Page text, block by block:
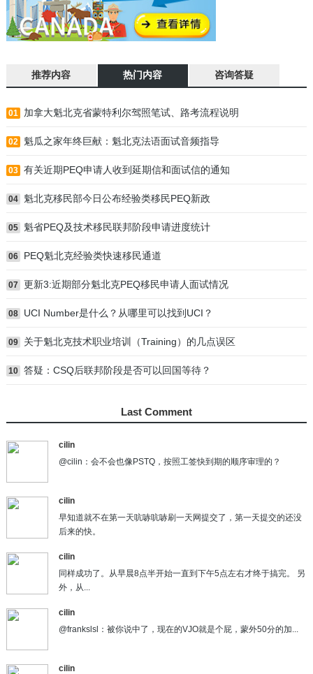
推荐内容 热门内容 咨询答疑
01 加拿大魁北克省蒙特利尔驾照笔试、路考流程说明
02 魁瓜之家年终巨献：魁北克法语面试音频指导
03 有关近期PEQ申请人收到延期信和面试信的通知
04 魁北克移民部今日公布经验类移民PEQ新政
05 魁省PEQ及技术移民联邦阶段申请进度统计
06 PEQ魁北克经验类快速移民通道
07 更新3:近期部分魁北克PEQ移民申请人面试情况
08 UCI Number是什么？从哪里可以找到UCI？
09 关于魁北克技术职业培训（Training）的几点误区
10 答疑：CSQ后联邦阶段是否可以回国等待？
Last Comment
cilin
@cilin：会不会也像PSTQ，按照工签快到期的顺序审理的？
cilin
早知道就不在第一天吭哧吭哧刷一天网提交了，第一天提交的还没
后来的快。
cilin
同样成功了。从早晨8点半开始一直到下午5点左右才终于搞完。 另
外，从...
cilin
@frankslsl：被你说中了，现在的VJO就是个屁，蒙外50分的加...
cilin